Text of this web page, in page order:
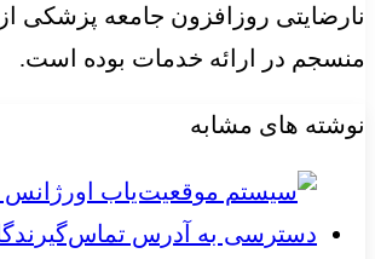
نارضایتی روزافزون جامعه پزشکی از
منسجم در ارائه خدمات بوده است.
نوشته های مشابه